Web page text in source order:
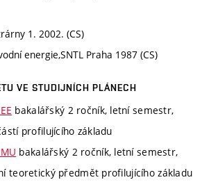
1. 2002. (CS)
energie,SNTL Praha 1987 (CS)
VE STUDIJNÍCH PLÁNECH
bakalářský 2 ročník, letní semestr,
profilujícího základu
bakalářský 2 ročník, letní semestr,
teoretický předmět profilujícího základu